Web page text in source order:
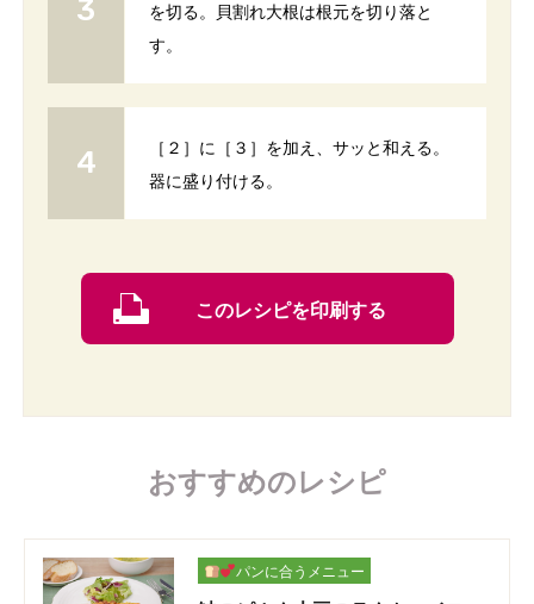
を切る。貝割れ大根は根元を切り落と
す。
［２］に［３］を加え、サッと和える。
器に盛り付ける。
このレシピを印刷する
おすすめのレシピ
パンに合うメニュー